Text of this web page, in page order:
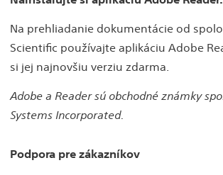
Na prehliadanie dokumentácie od
Scientific používajte aplikáciu Adobe
si jej najnovšiu verziu zdarma.
Adobe a Reader sú obchodné známky
Systems Incorporated.
Podpora pre zákazníkov